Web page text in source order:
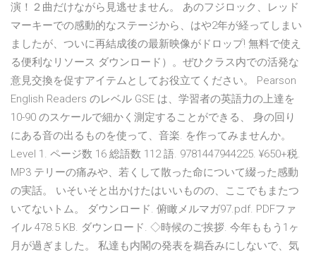
演！２曲だけながら見逃せません。 あのフジロック、レッド
マーキーでの感動的なステージから、はや2年が経ってしまい
ましたが、ついに再結成後の最新映像がドロップ! 無料で使え
る便利なリソース ダウンロード）。ぜひクラス内での活発な
意見交換を促すアイテムとしてお役立てください。 Pearson
English Readers のレベル GSE は、学習者の英語力の上達を
10-90 のスケールで細かく測定することができる、 身の回り
にある音の出るものを使って、音楽. を作ってみませんか。
Level 1. ページ数 16 総語数 112 語. 9781447944225. ¥650+税.
MP3 テリーの痛みや、若くして散った命について綴った感動
の実話。 いそいそと出かけたはいいものの、ここでもまたつ
いてないトム。 ダウンロード. 俯瞰メルマガ97.pdf. PDFファ
イル 478.5 KB. ダウンロード. ◇時候のご挨拶. 今年ももう1ヶ
月が過ぎました。 私達も内閣の発表を鵜呑みにしないで、気